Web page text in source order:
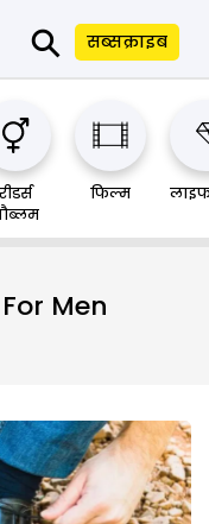
⚲ सब्सक्राइब
रीडर्स
फिल्म
Men